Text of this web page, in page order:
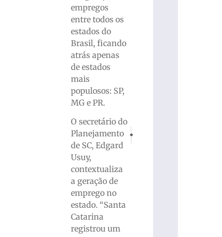
empregos
entre todos os
estados do
Brasil, ficando
atrás apenas
de estados
mais
populosos: SP,
MG e PR.
O secretário do
Planejamento
de SC, Edgard
Usuy,
contextualiza
a geração de
emprego no
estado. “Santa
Catarina
registrou um
PRÓXIMO